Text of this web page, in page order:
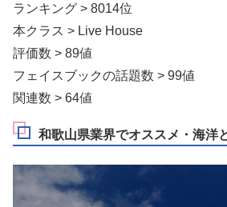
ランキング > 8014位
本クラス > Live House
評価数 > 89値
フェイスブックの話題数 > 99値
関連数 > 64値
和歌山県業界でオススメ・海洋